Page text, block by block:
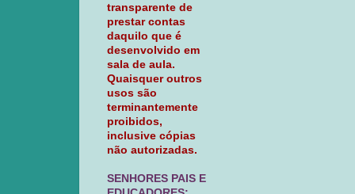
transparente de
prestar contas
daquilo que é
desenvolvido em
sala de aula.
Quaisquer outros
usos são
terminantemente
proibidos,
inclusive cópias
não autorizadas.
SENHORES PAIS E